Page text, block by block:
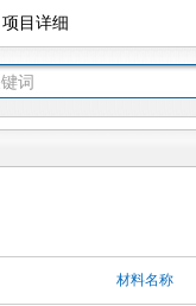
项目详细
材料名称